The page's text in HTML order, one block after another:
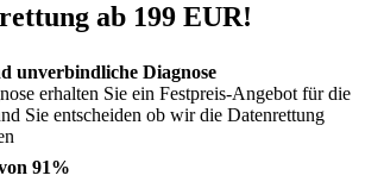
ab 199 EUR!
unverbindliche Diagnose
erhalten Sie ein Festpreis-Angebot für die
Sie entscheiden ob wir die Datenrettung
91%